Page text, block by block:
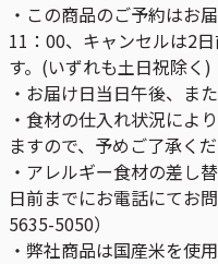
・この商品のご予約はお
11：00、キャンセルは2
す。(いずれも土日祝除く)
・お届け日当日午後、ま
・食材の仕入れ状況によ
ますので、予めご了承くだ
・アレルギー食材の差し
日前までにお電話にてお
5635-5050）
・弊社商品は国産米を使